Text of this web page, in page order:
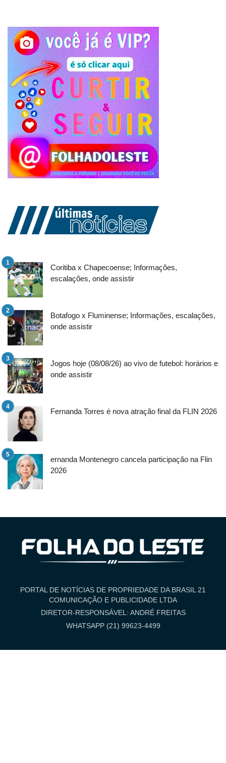
Coritiba x Chapecoense; Informações,
escalações, onde assistir
Botafogo x Fluminense; Informações, escalações,
onde assistir
Jogos hoje (08/08/26) ao vivo de futebol: horários e
onde assistir
Fernanda Torres é nova atração final da FLIN 2026
ernanda Montenegro cancela participação na Flin
2026
PORTAL DE NOTÍCIAS DE PROPRIEDADE DA BRASIL 21
COMUNICAÇÃO E PUBLICIDADE LTDA
DIRETOR-RESPONSÁVEL: ANDRÉ FREITAS
WHATSAPP (21) 99623-4499